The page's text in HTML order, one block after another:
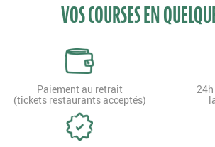
VOS COURSES EN
Paiement au retrait
(tickets restaurants acceptés)